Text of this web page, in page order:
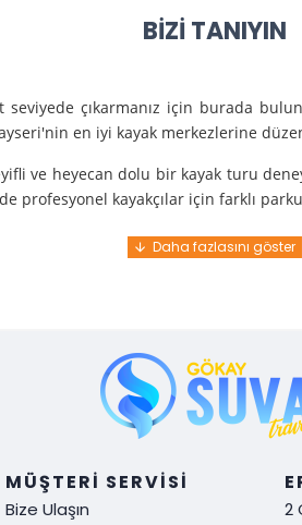
BIZI TANIYIN
seviyede çıkarmanız için burada
en iyi kayak merkezlerine
ve heyecan dolu bir kayak turu
profesyonel kayakçılar için farklı
En kaliteli ekipmanlarla ve uzman
Tüm detayları önceden
MÜŞTERI SERVISI
Bize Ulaşın 2